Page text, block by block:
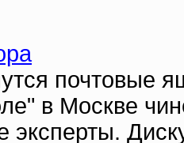
почтовые
в Москве
эксперты.